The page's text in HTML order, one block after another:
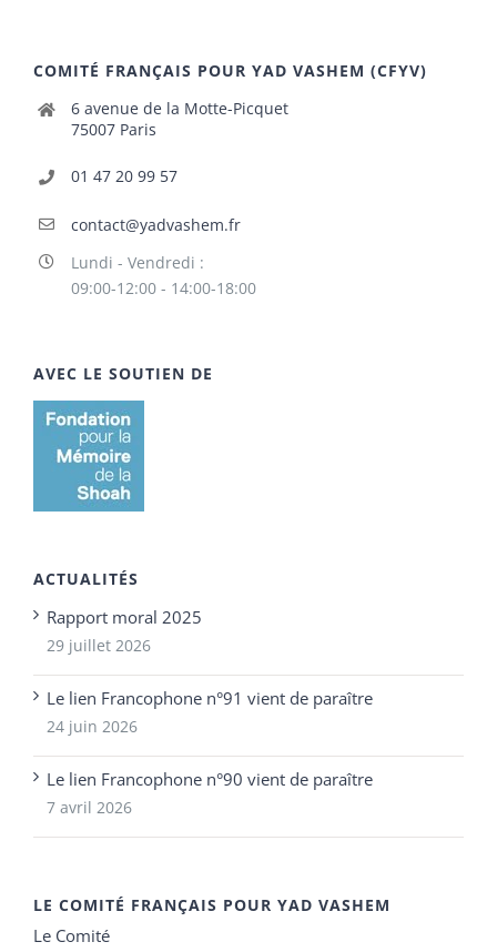
COMITÉ FRANÇAIS POUR YAD VASHEM (CFYV)
6 avenue de la Motte-Picquet
75007 Paris
01 47 20 99 57
contact@yadvashem.fr
Lundi - Vendredi :
09:00-12:00 - 14:00-18:00
AVEC LE SOUTIEN DE
ACTUALITÉS
Rapport moral 2025
29 juillet 2026
Le lien Francophone n°91 vient de paraître
24 juin 2026
Le lien Francophone n°90 vient de paraître
7 avril 2026
LE COMITÉ FRANÇAIS POUR YAD VASHEM
Le Comité